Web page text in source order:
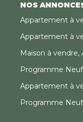
NOS
Appartement à
Appartement à
Maison à vendre,
Programme
Appartement à
Programme